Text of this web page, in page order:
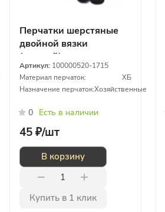
Перчатки шерстяные
двойной вязки
(черный)
Артикул: 100000520-1715
Материал перчаток:
ХБ
Назначение перчаток:Хозяйственные
0 Есть в наличии
45 ₽/шт
В корзину
Купить в 1 клик